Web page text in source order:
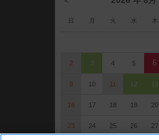
日 月 火 水 木
2 3 4 5 6
9 10 11 12 13
16 17 18 19 20
23 24 25 26 27